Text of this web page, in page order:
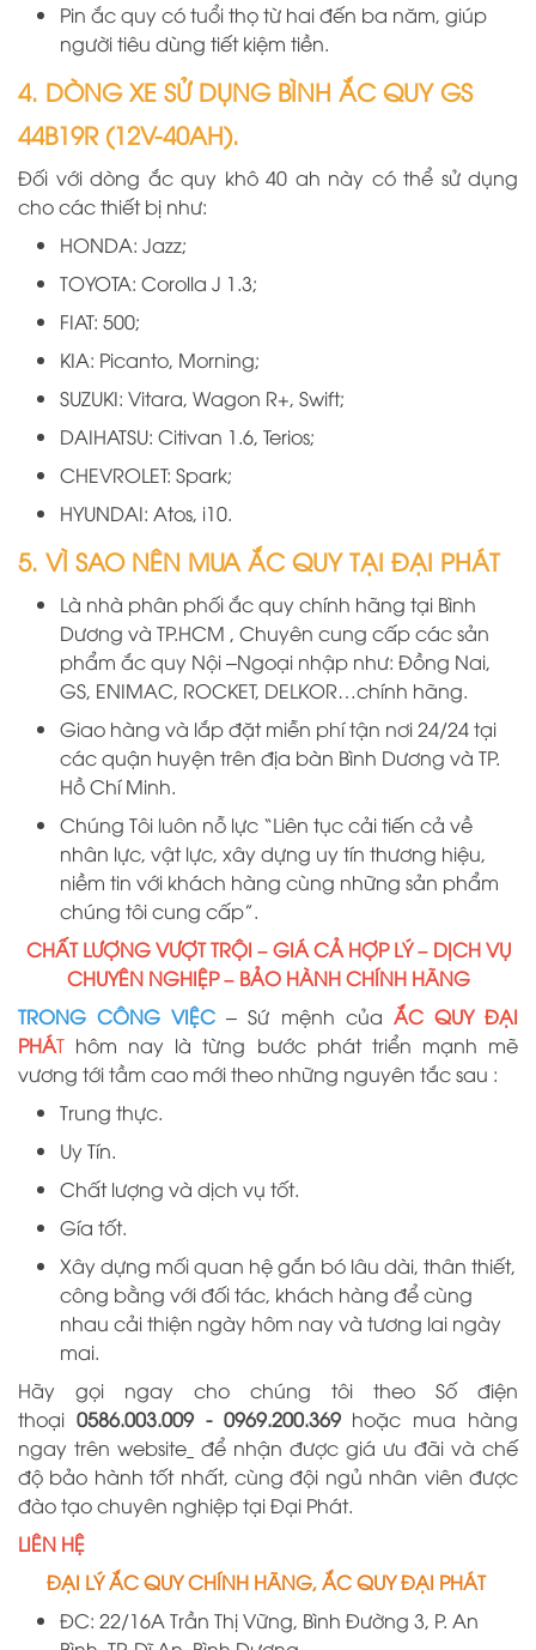
Pin ắc quy có tuổi thọ từ hai đến ba năm, giúp
người tiêu dùng tiết kiệm tiền.
4. DÒNG XE SỬ DỤNG BÌNH ẮC QUY GS
44B19R (12V-40AH).
Đối với dòng ắc quy khô 40 ah này có thể sử dụng
cho các thiết bị như:
HONDA: Jazz;
TOYOTA: Corolla J 1.3;
FIAT: 500;
KIA: Picanto, Morning;
SUZUKI: Vitara, Wagon R+, Swift;
DAIHATSU: Citivan 1.6, Terios;
CHEVROLET: Spark;
HYUNDAI: Atos, i10.
5. VÌ SAO NÊN MUA ẮC QUY TẠI ĐẠI PHÁT
Là nhà phân phối ắc quy chính hãng tại Bình
Dương và TP.HCM , Chuyên cung cấp các sản
phẩm ắc quy Nội –Ngoại nhập như: Đồng Nai,
GS, ENIMAC, ROCKET, DELKOR…chính hãng.
Giao hàng và lắp đặt miễn phí tận nơi 24/24 tại
các quận huyện trên địa bàn Bình Dương và TP.
Hồ Chí Minh.
Chúng Tôi luôn nỗ lực “Liên tục cải tiến cả về
nhân lực, vật lực, xây dựng uy tín thương hiệu,
niềm tin với khách hàng cùng những sản phẩm
chúng tôi cung cấp”.
CHẤT LƯỢNG VƯỢT TRỘI – GIÁ CẢ HỢP LÝ – DỊCH VỤ
CHUYÊN NGHIỆP – BẢO HÀNH CHÍNH HÃNG
TRONG CÔNG VIỆC – Sứ mệnh của ẮC QUY ĐẠI
PHÁT hôm nay là từng bước phát triển mạnh mẽ
vương tới tầm cao mới theo những nguyên tắc sau :
Trung thực.
Uy Tín.
Chất lượng và dịch vụ tốt.
Gía tốt.
Xây dựng mối quan hệ gắn bó lâu dài, thân thiết,
công bằng với đối tác, khách hàng để cùng
nhau cải thiện ngày hôm nay và tương lai ngày
mai.
Hãy gọi ngay cho chúng tôi theo Số điện
thoại 0586.003.009 - 0969.200.369 hoặc mua hàng
ngay trên website để nhận được giá ưu đãi và chế
độ bảo hành tốt nhất, cùng đội ngủ nhân viên được
đào tạo chuyên nghiệp tạiĐại Phát.
LIÊN HỆ
ĐẠI LÝ ẮC QUY CHÍNH HÃNG, ẮC QUY ĐẠI PHÁT
ĐC: 22/16ATrần Thị Vững, Bình Đường 3, P. An